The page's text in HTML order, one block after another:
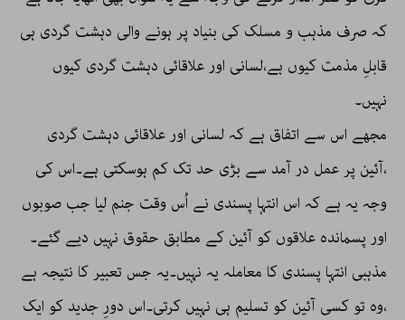
کہ صرف مذہب و مسلک کی بنیاد پر ہونے والی دہشت گردی ہی
قابلِ مذمت کیوں ہے،لسانی اور علاقائی دہشت گردی کیوں
نہیں۔
مجھے اس سے اتفاق ہے کہ لسانی اور علاقائی دہشت گردی
،آئین پر عمل در آمد سے بڑی حد تک کم ہوسکتی ہے۔اس کی
وجہ یہ ہے کہ اس انتہا پسندی نے اُس وقت جنم لیا جب صوبوں
اور پسماندہ علاقوں کو آئین کے مطابق حقوق نہیں دیے گئے۔
مذہبی انتہا پسندی کا معاملہ یہ نہیں۔یہ جس تعبیر کا نتیجہ ہے
،وہ تو کسی آئین کو تسلیم ہی نہیں کرتی۔اس دورِ جدید کو ایک